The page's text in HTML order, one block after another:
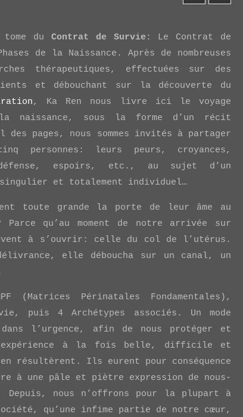
du Contrat de Survie : Le Contrat de
de la Naissance. Après de nombreuses
thérapeutiques, effectuées sur des
et débouchant sur la découverte du
, Ka Ren nous livre ici le voyage
naissance, sous la forme d’un récit
des pages, nous sommes invités à partager
personnes: leurs peurs, croyances,
défense, espoirs, etc., au sujet d’un
singulier et totalement individuel…
toute grande la porte de leur âme au
Parce qu’au moment de notre arrivée sur
à s’ouvrir: celle du col de l’utérus.
elle déboucha sur un canal, un
(Matrices Périnatales Fondamentales),
puis 4 Archétypes associés. Un mode
l’urgence, afin de nous protéger et
à la fois belle, difficile et
résultèrent. Ils eurent pour conséquence
à une pâle et piètre expression de nous-
Depuis, nous n’offrons pour la plupart à
qu’une infime partie de notre cœur,